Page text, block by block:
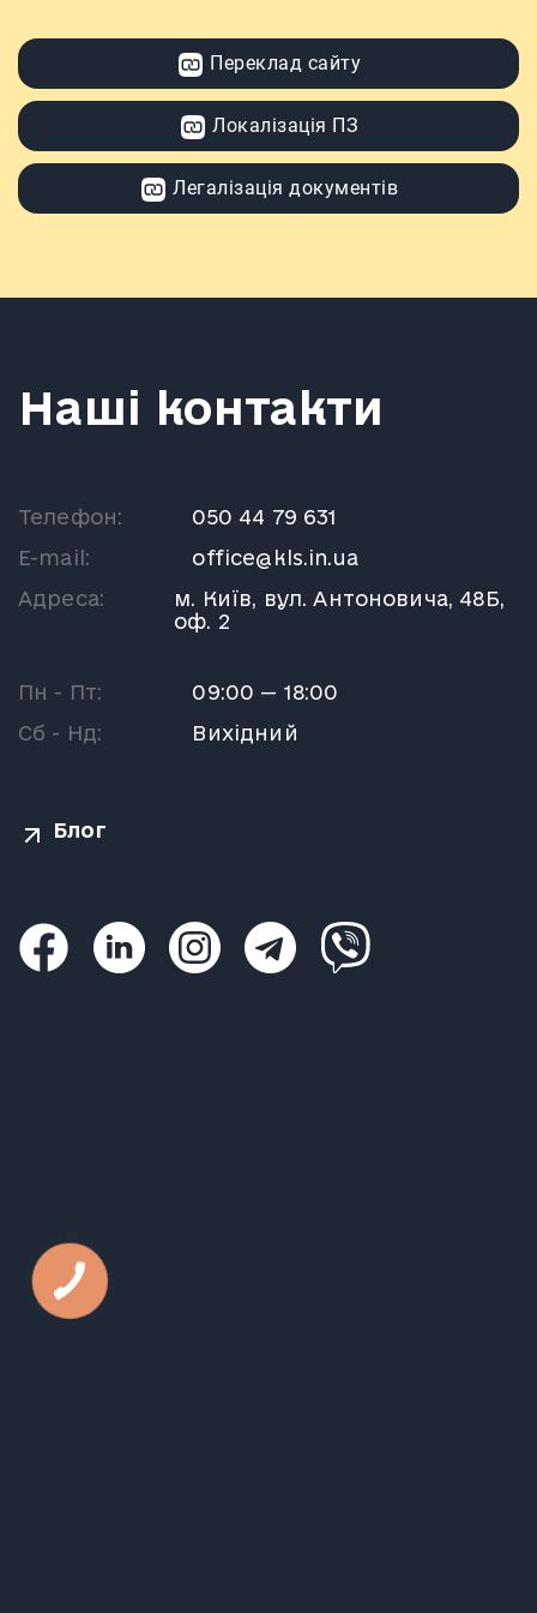
Переклад сайту
Локалізація ПЗ
Легалізація документів
Наші контакти
Телефон:
050 44 79 631
E-mail:
office@kls.in.ua
Адреса:
м. Київ, вул. Антоновича, 48Б,
оф. 2
Пн - Пт:
09:00 — 18:00
Сб - Нд:
Вихідний
Блог